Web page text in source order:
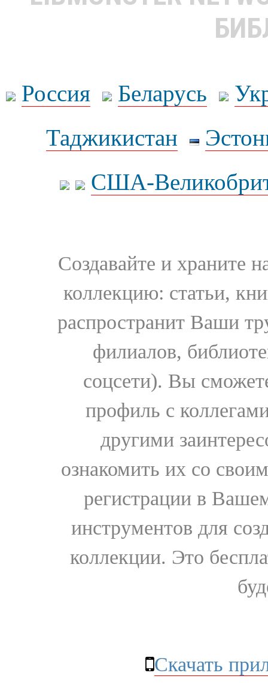
Россия Беларусь
Таджикистан
США-
Создавайте и храните
коллекцию: статьи,
распространит Ваши
филиалов,
соцсети). Вы
профиль с
другими
ознакомить их со
регистрации в
инструментов для
коллекции. Это
Скачать